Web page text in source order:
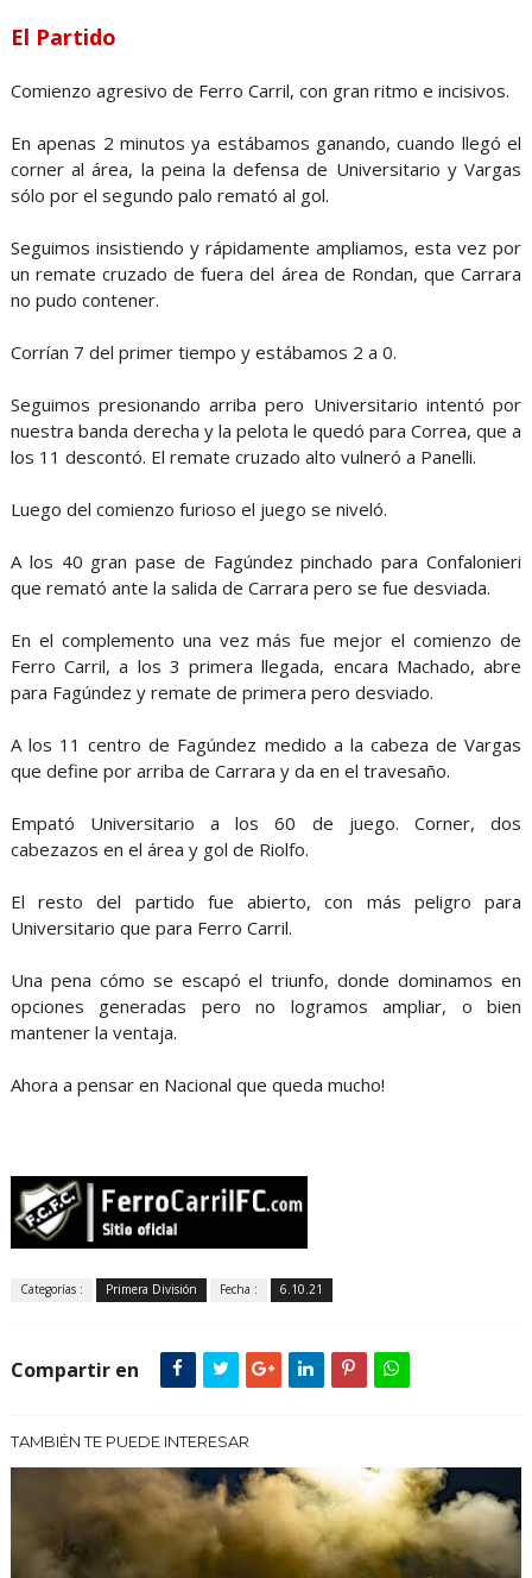
El Partido
Comienzo agresivo de Ferro Carril, con gran ritmo e incisivos.
En apenas 2 minutos ya estábamos ganando, cuando llegó el
corner al área, la peina la defensa de Universitario y Vargas
sólo por el segundo palo remató al gol.
Seguimos insistiendo y rápidamente ampliamos, esta vez por
un remate cruzado de fuera del área de Rondan, que Carrara
no pudo contener.
Corrían 7 del primer tiempo y estábamos 2 a 0.
Seguimos presionando arriba pero Universitario intentó por
nuestra banda derecha y la pelota le quedó para Correa, que a
los 11 descontó. El remate cruzado alto vulneró a Panelli.
Luego del comienzo furioso el juego se niveló.
A los 40 gran pase de Fagúndez pinchado para Confalonieri
que remató ante la salida de Carrara pero se fue desviada.
En el complemento una vez más fue mejor el comienzo de
Ferro Carril, a los 3 primera llegada, encara Machado, abre
para Fagúndez y remate de primera pero desviado.
A los 11 centro de Fagúndez medido a la cabeza de Vargas
que define por arriba de Carrara y da en el travesaño.
Empató Universitario a los 60 de juego. Corner, dos
cabezazos en el área y gol de Riolfo.
El resto del partido fue abierto, con más peligro para
Universitario que para Ferro Carril.
Una pena cómo se escapó el triunfo, donde dominamos en
opciones generadas pero no logramos ampliar, o bien
mantener la ventaja.
Ahora a pensar en Nacional que queda mucho!
Categorías : Primera División Fecha : 6.10.21
Compartir en
TAMBIÉN TE PUEDE INTERESAR